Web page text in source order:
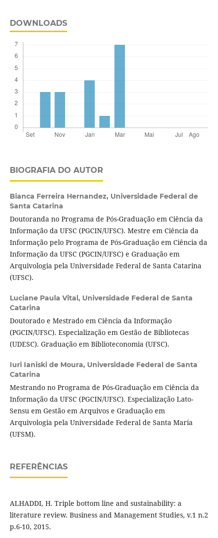
DOWNLOADS
BIOGRAFIA DO AUTOR
Bianca Ferreira Hernandez, Universidade Federal de
Santa Catarina
Doutoranda no Programa de Pós-Graduação em Ciência da
Informação da UFSC (PGCIN/UFSC). Mestre em Ciência da
Informação pelo Programa de Pós-Graduação em Ciência da
Informação da UFSC (PGCIN/UFSC) e Graduação em
Arquivologia pela Universidade Federal de Santa Catarina
(UFSC).
Luciane Paula Vital, Universidade Federal de Santa
Catarina
Doutorado e Mestrado em Ciência da Informação
(PGCIN/UFSC). Especialização em Gestão de Bibliotecas
(UDESC). Graduação em Biblioteconomia (UFSC).
Iuri Ianiski de Moura, Universidade Federal de Santa
Catarina
Mestrando no Programa de Pós-Graduação em Ciência da
Informação da UFSC (PGCIN/UFSC). Especialização Lato-
Sensu em Gestão em Arquivos e Graduação em
Arquivologia pela Universidade Federal de Santa Maria
(UFSM).
REFERÊNCIAS
ALHADDI, H. Triple bottom line and sustainability: a
literature review. Business and Management Studies, v.1 n.2
p.6-10, 2015.